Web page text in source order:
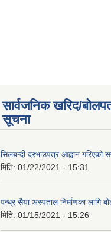
सार्वजनिक खरिद/
सूचना
सिलबन्दी दरभाउपत्र आह्वान गरिएको
मिति: 01/22/2021 - 15:31
पन्ध्र सैया अस्पताल निर्माणका लागि
मिति: 01/15/2021 - 15:26